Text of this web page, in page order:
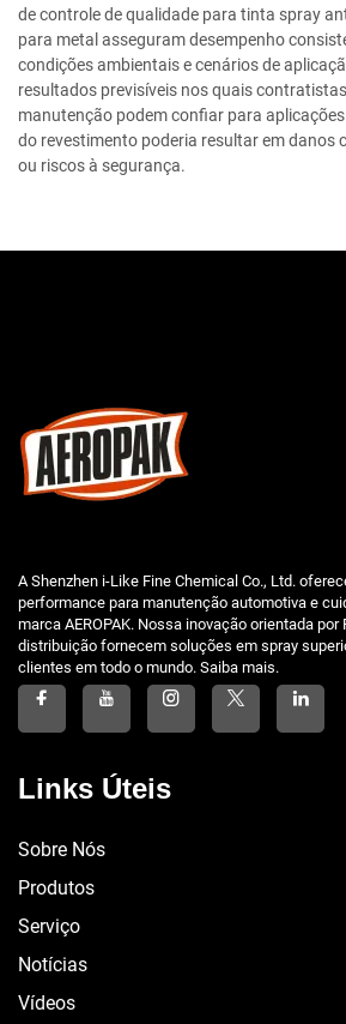
de controle de qualidade para tinta spray
para metal asseguram desempenho
condições ambientais e cenários de
resultados previsíveis nos quais
manutenção podem confiar para
do revestimento poderia resultar em danos
ou riscos à segurança.
A Shenzhen i-Like Fine Chemical Co., Ltd.
performance para manutenção automotiva e
marca AEROPAK. Nossa inovação orientada por
distribuição fornecem soluções em spray
clientes em todo o mundo. Saiba mais.
Links Úteis
Sobre Nós
Produtos
Serviço
Notícias
Vídeos